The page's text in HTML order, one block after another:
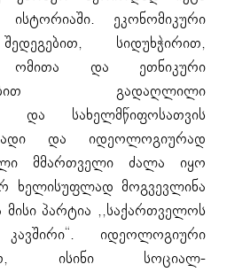
ისტორიაში. ეკონომიკური
სიდუხჭირით,
ომითა და ეთნიკური
გადაღლილი
და სახელმწიფოსათვის
და იდეოლოგიურად
მმართველი ძალა იყო
ხელისუფლად მოგვევლინა
მისი პარტია ,,საქართველოს
იდეოლოგიური
ისინი სოციალ-